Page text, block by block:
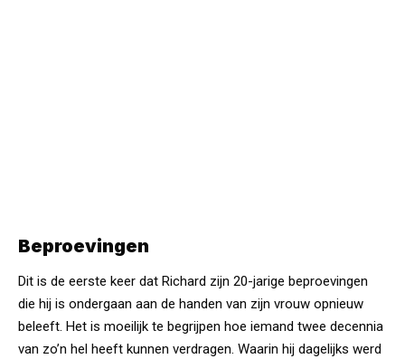
Beproevingen
Dit is de eerste keer dat Richard zijn 20-jarige beproevingen
die hij is ondergaan aan de handen van zijn vrouw opnieuw
beleeft. Het is moeilijk te begrijpen hoe iemand twee decennia
van zo’n hel heeft kunnen verdragen. Waarin hij dagelijks werd